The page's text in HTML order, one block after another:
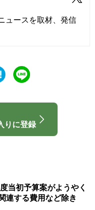
ュースを取材、発信
りに登録
当初予算案がようやく
連する費用など除き